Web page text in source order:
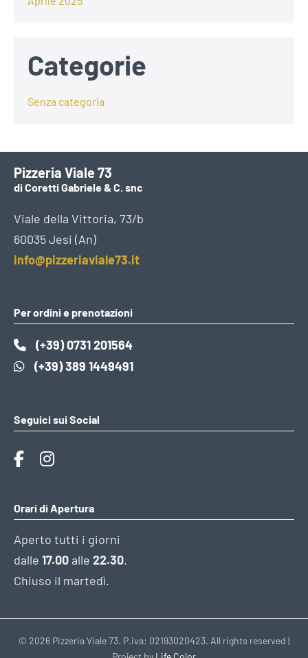
Categorie
Senza categoria
Pizzeria Viale 73
di Coretti Gabriele & C. snc
Viale della Vittoria, 73/b
60035 Jesi (An)
info@pizzeriaviale73.it
Per ordini e prenotazioni
(+39) 0731 201564
(+39) 389 1449491
Seguici sui Social
Orari di Apertura
Aperto tutti i giorni
dalle 17.00 alle 22.30.
Chiuso il martedì.
© 2026 Pizzeria Viale 73. P.iva: 02193020423. All rights reserved |